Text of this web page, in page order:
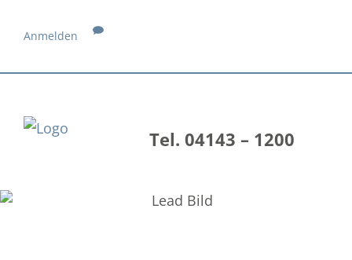
Anmelden
Tel. 04143 – 1200